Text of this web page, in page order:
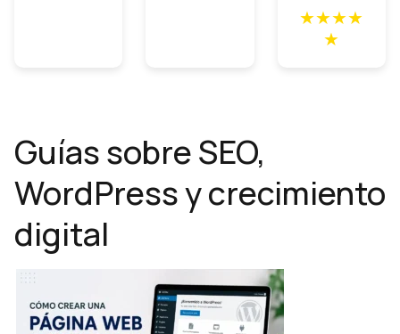
★★★★
★
Guías sobre SEO,
WordPress y crecimiento
digital